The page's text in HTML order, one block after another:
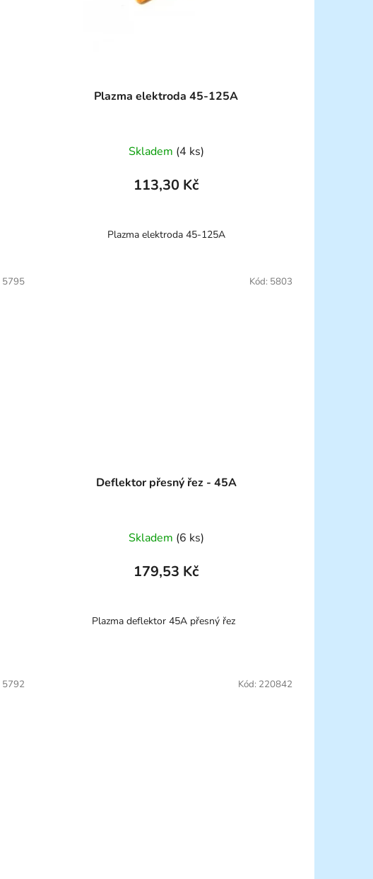
Plazma elektroda 45-125A
Skladem (4 ks)
113,30 Kč
Plazma elektroda 45-125A
5795
Deflektor přesný řez - 45A
Skladem (6 ks)
179,53 Kč
Plazma deflektor 45A přesný řez
Kód: 5803
5792 Kód: 220842